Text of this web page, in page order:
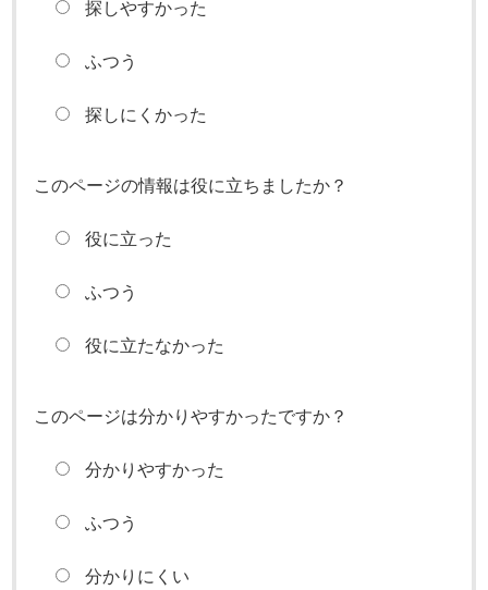
探しやすかった
ふつう
探しにくかった
このページの情報は役に立ちましたか？
役に立った
ふつう
役に立たなかった
このページは分かりやすかったですか？
分かりやすかった
ふつう
分かりにくい